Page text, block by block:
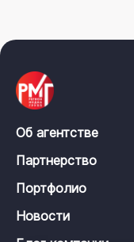
Об агентстве
Партнерство
Портфолио
Новости